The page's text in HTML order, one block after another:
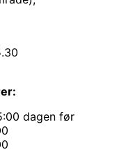
dagen før